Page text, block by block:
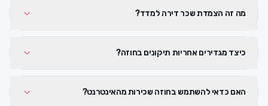
מה זה הצמדת שכר דירה למדד?
כיצד מגדירים אחריות תיקונים בחוזה?
האם כדאי להשתמש בחוזה שכירות מהאינטרנט?